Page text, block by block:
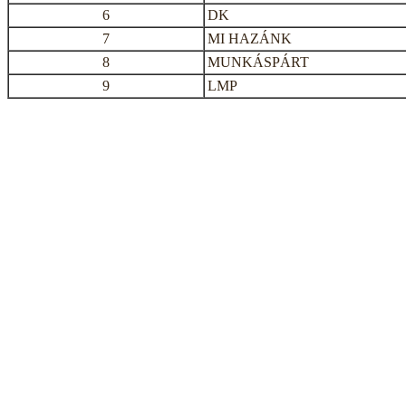
6
DK
7
MI HAZÁNK
8
MUNKÁSPÁRT
9
LMP